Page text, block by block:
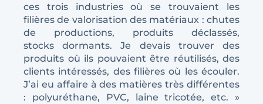
ces trois industries où se trouvaient les
filières de valorisation des matériaux : chutes
de productions, produits déclassés,
stocks dormants. Je devais trouver des
produits où ils pouvaient être réutilisés, des
clients intéressés, des filières où les écouler.
J’ai eu affaire à des matières très différentes
: polyuréthane, PVC, laine tricotée, etc. »